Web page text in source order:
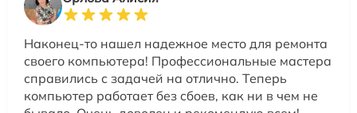
Наконец-то нашел надежное место для ремонта
своего компьютера! Профессиональные мастера
справились с задачей на отлично. Теперь
компьютер работает без сбоев, как ни в чем не